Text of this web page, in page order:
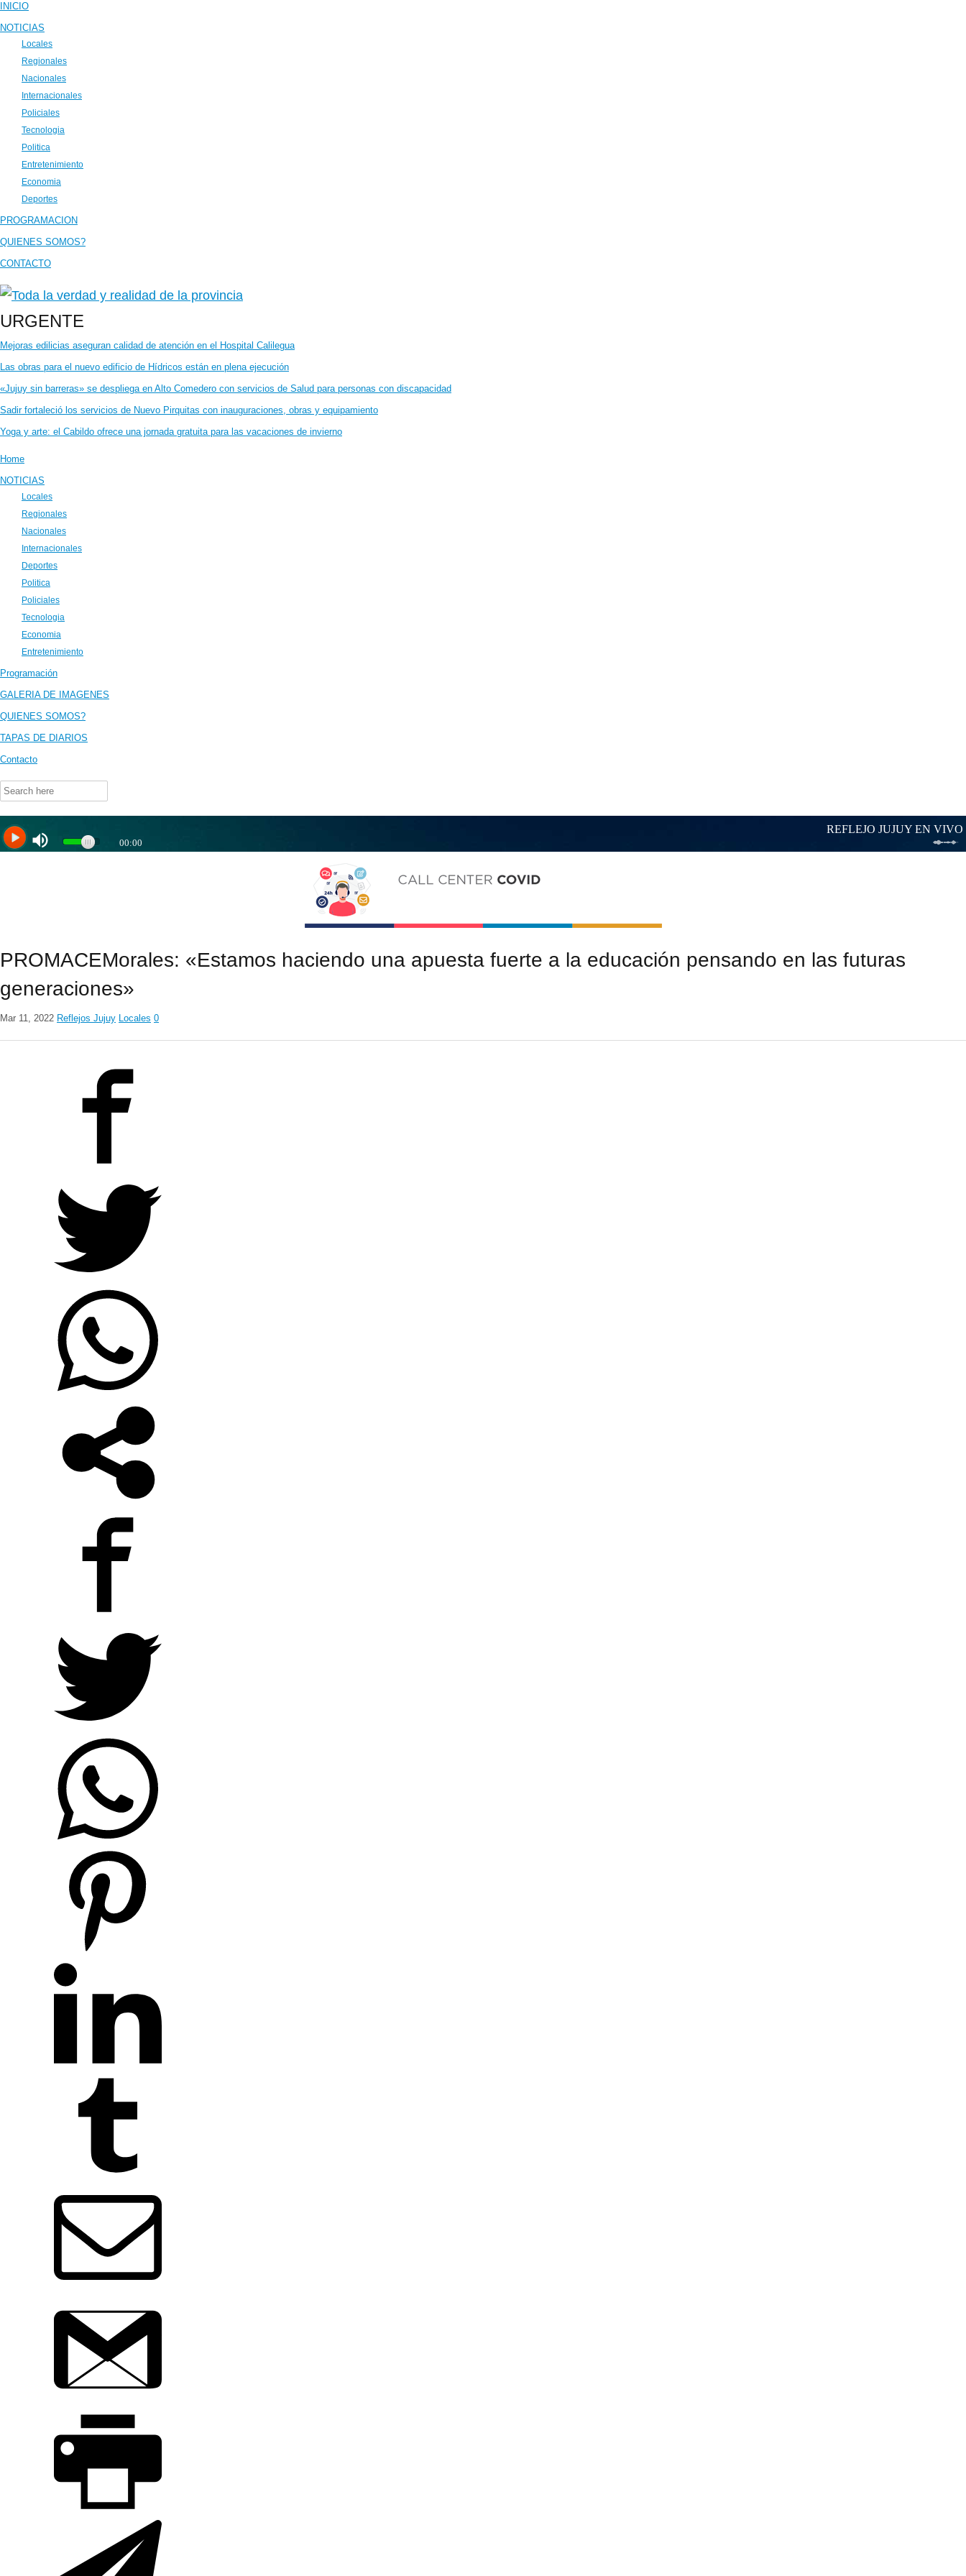
INICIO
NOTICIAS
Locales
Regionales
Nacionales
Internacionales
Policiales
Tecnologia
Politica
Entretenimiento
Economia
Deportes
PROGRAMACION
QUIENES SOMOS?
CONTACTO
URGENTE
Mejoras edilicias aseguran calidad de atención en el Hospital Calilegua
Las obras para el nuevo edificio de Hídricos están en plena ejecución
«Jujuy sin barreras» se despliega en Alto Comedero con servicios de Salud para personas con discapacidad
Sadir fortaleció los servicios de Nuevo Pirquitas con inauguraciones, obras y equipamiento
Yoga y arte: el Cabildo ofrece una jornada gratuita para las vacaciones de invierno
Home
NOTICIAS
Locales
Regionales
Nacionales
Internacionales
Deportes
Politica
Policiales
Tecnologia
Economia
Entretenimiento
Programación
GALERIA DE IMAGENES
QUIENES SOMOS?
TAPAS DE DIARIOS
Contacto
Search
for:
PROMACEMorales: «Estamos haciendo una apuesta fuerte a la educación pensando en las futuras
generaciones»
Mar 11, 2022 Reflejos Jujuy Locales 0